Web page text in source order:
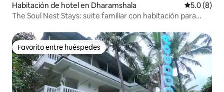
Habitación de hotel en Dharamshala
5.0 (8)
The Soul Nest Stays: suite familiar con habitación para
Favorito entre huéspedes
Favorito entre huéspedes